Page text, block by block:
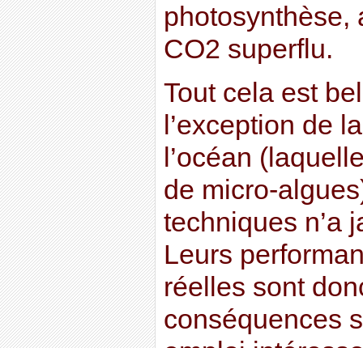
photosynthèse,
CO2 superflu.
Tout cela est
l’exception de
l’océan
de micro-
techniques n’a
Leurs
réelles sont
conséquences